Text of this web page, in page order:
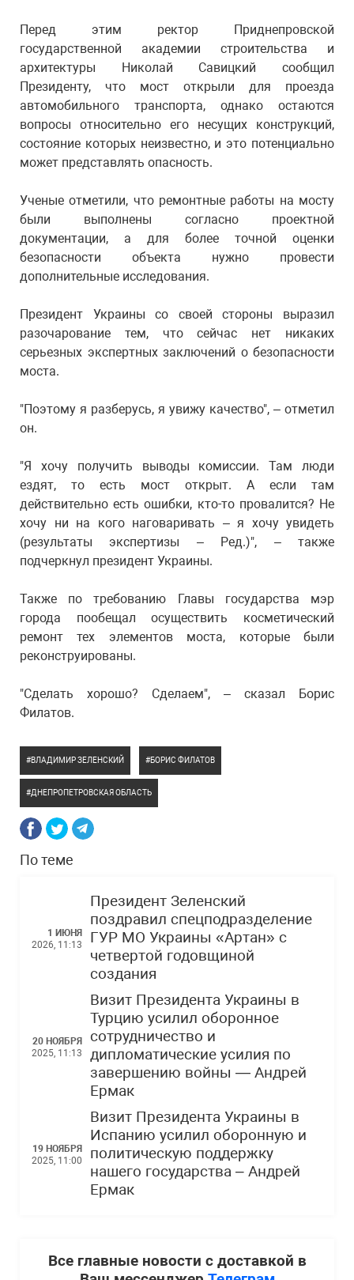
Перед этим ректор Приднепровской
государственной академии строительства и
архитектуры Николай Савицкий сообщил
Президенту, что мост открыли для проезда
автомобильного транспорта, однако остаются
вопросы относительно его несущих конструкций,
состояние которых неизвестно, и это потенциально
может представлять опасность.
Ученые отметили, что ремонтные работы на мосту
были выполнены согласно проектной
документации, а для более точной оценки
безопасности объекта нужно провести
дополнительные исследования.
Президент Украины со своей стороны выразил
разочарование тем, что сейчас нет никаких
серьезных экспертных заключений о безопасности
моста.
"Поэтому я разберусь, я увижу качество", – отметил
он.
"Я хочу получить выводы комиссии. Там люди
ездят, то есть мост открыт. А если там
действительно есть ошибки, кто-то провалится? Не
хочу ни на кого наговаривать – я хочу увидеть
(результаты экспертизы – Ред.)", – также
подчеркнул президент Украины.
Также по требованию Главы государства мэр
города пообещал осуществить косметический
ремонт тех элементов моста, которые были
реконструированы.
"Сделать хорошо? Сделаем", – сказал Борис
Филатов.
ВЛАДИМИР ЗЕЛЕНСКИЙ БОРИС ФИЛАТОВ
ДНЕПРОПЕТРОВСКАЯ ОБЛАСТЬ
По теме
1 ИЮНЯ
2026, 11:13
Президент Зеленский
поздравил спецподразделение
ГУР МО Украины «Артан» с
четвертой годовщиной
создания
20 НОЯБРЯ
2025, 11:13
Визит Президента Украины в
Турцию усилил оборонное
сотрудничество и
дипломатические усилия по
завершению войны — Андрей
Ермак
19 НОЯБРЯ
2025, 11:00
Визит Президента Украины в
Испанию усилил оборонную и
политическую поддержку
нашего государства – Андрей
Ермак
Все главные новости с доставкой в